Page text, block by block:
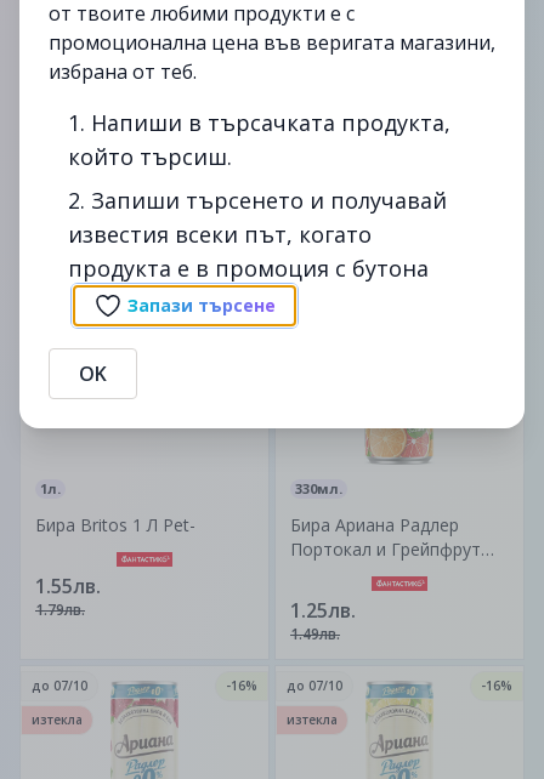
Ром Diplomatico
Mantuano 700 Мл-
59.99лв.
Бира Ариана Лятно
1.29лв.
1л.
Бира Britos 1 Л Pet-
1.55лв.
1.79лв.
13/09
изтекла
330мл.
Бира Ариана Радлер
Портокал и Грейпфрут
0.0% 330Мл Кен-
1.25лв.
1.49лв.
до
изтекла
до 07/10
-16%
изтекла
до 07/10
-16%
изтекла
от твоите любими продукти е с
промоционална цена във веригата магазини,
избрана от теб.
1. Напиши в търсачката продукта,
който търсиш.
2. Запиши търсенето и получавай
известия всеки път, когато
продукта е в промоция с бутона
Запази търсене
OK